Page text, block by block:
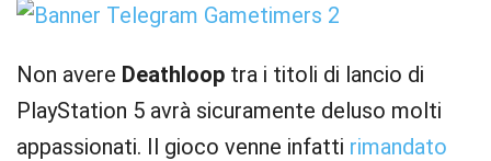
Non avere Deathloop tra i titoli di lancio di
PlayStation 5 avrà sicuramente deluso molti
appassionati. Il gioco venne infatti rimandato